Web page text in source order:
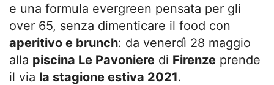
e una formula evergreen pensata per gli
over 65, senza dimenticare il food con
aperitivo e brunch: da venerdì 28 maggio
alla piscina Le Pavoniere di Firenze prende
il via la stagione estiva 2021.